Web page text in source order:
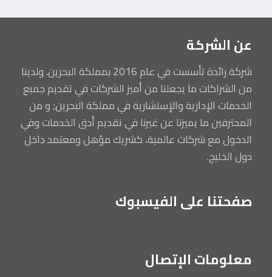
عن الشركة
شركة رائدة تأسست في عام 2016 بمملكة البحرين. ولدينا
من الشراكات ما يجعلنا من أميز الشركات في تقديم جميع
الخدمات الإدارية والإستشارية في مملكة البحرين; و من
المحترفين ما يميزنا عن غيرنا في تقديم أدق الخدمات وفي
الدخول مع شركات عالمية، كشريك مؤهل ومعتمد داخل
دول الخليج.
صفحتنا على الفيسبوك
معلومات الإتصال